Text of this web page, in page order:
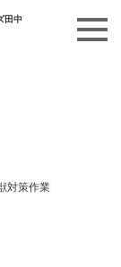
田中
対策作業